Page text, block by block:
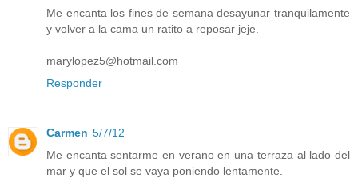
Me encanta los fines de semana desayunar tranquilamente
y volver a la cama un ratito a reposar jeje.
marylopez5@hotmail.com
Responder
Carmen 5/7/12
Me encanta sentarme en verano en una terraza al lado del
mar y que el sol se vaya poniendo lentamente.